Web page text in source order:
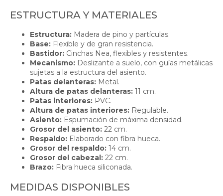
ESTRUCTURA Y MATERIALES
Estructura: Madera de pino y partículas.
Base: Flexible y de gran resistencia.
Bastidor: Cinchas Nea, flexibles y resistentes.
Mecanismo: Deslizante a suelo, con guías metálicas
sujetas a la estructura del asiento.
Patas delanteras: Metal.
Altura de patas delanteras: 11 cm.
Patas interiores: PVC.
Altura de patas interiores: Regulable.
Asiento: Espumación de máxima densidad.
Grosor del asiento: 22 cm.
Respaldo: Elaborado con fibra hueca.
Grosor del respaldo: 14 cm.
Grosor del cabezal: 22 cm.
Brazo: Fibra hueca siliconada.
MEDIDAS DISPONIBLES